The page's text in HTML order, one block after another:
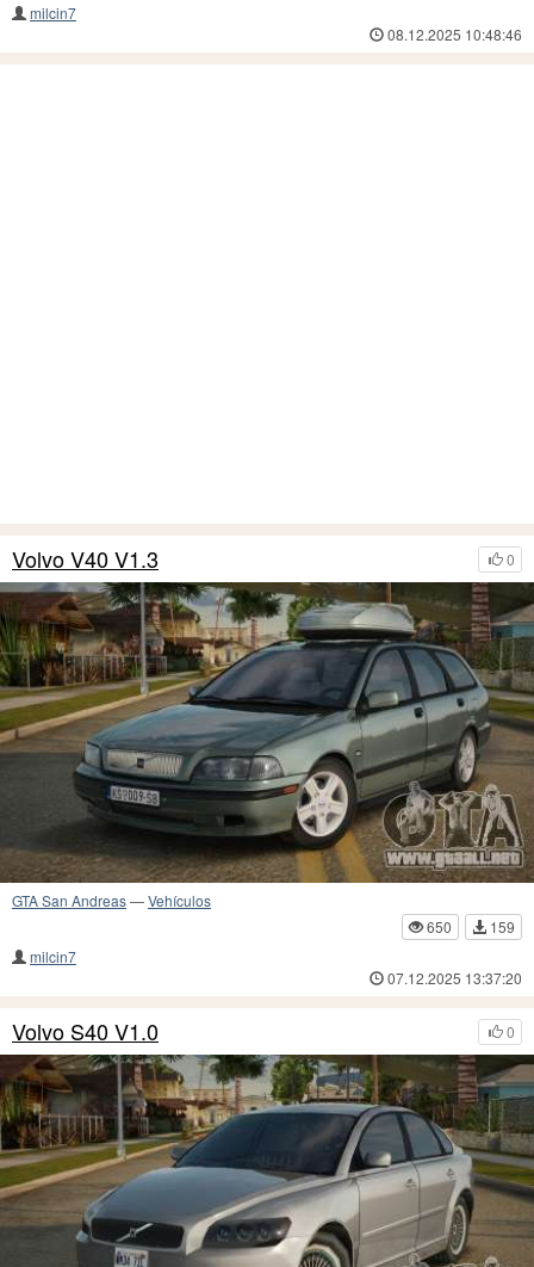
milcin7
08.12.2025 10:48:46
0
Volvo V40 V1.3
GTA San Andreas—Vehículos
650
159
milcin7
07.12.2025 13:37:20
0
Volvo S40 V1.0